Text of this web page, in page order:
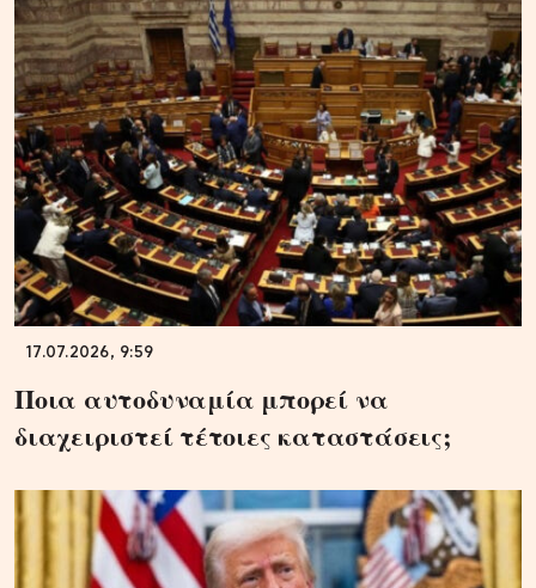
17.07.2026, 9:59
Ποια αυτοδυναμία μπορεί να
διαχειριστεί τέτοιες καταστάσεις;